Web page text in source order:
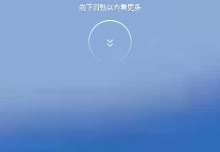
向下滑動以查看更多